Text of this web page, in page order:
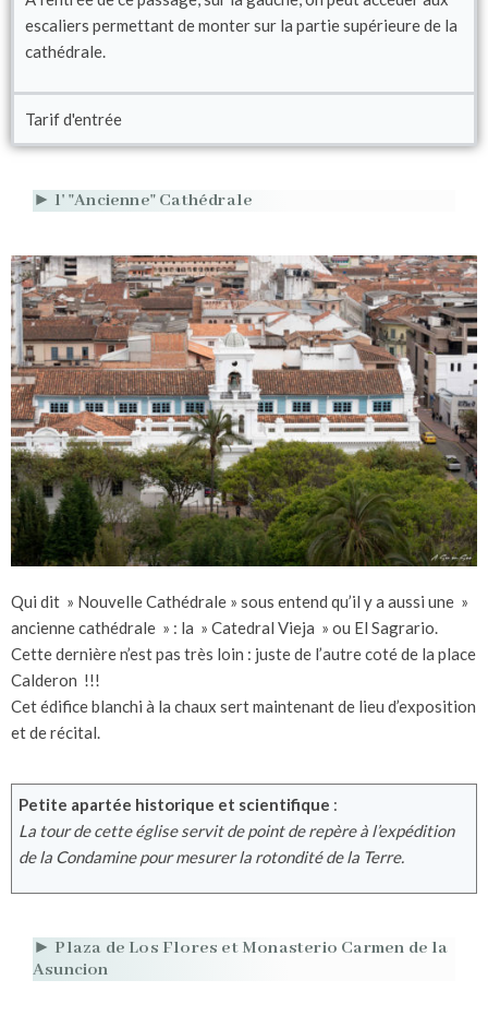
escaliers permettant de monter sur la partie supérieure de la
cathédrale.
Tarif d'entrée
► l' "Ancienne" Cathédrale
Qui dit » Nouvelle Cathédrale » sous entend qu’il y a aussi une »
ancienne cathédrale » : la » Catedral Vieja » ou El Sagrario.
Cette dernière n’est pas très loin : juste de l’autre coté de la place
Calderon !!!
Cet édifice blanchi à la chaux sert maintenant de lieu d’exposition
et de récital.
Petite apartée historique et scientifique :
La tour de cette église servit de point de repère à l’expédition
de la Condamine pour mesurer la rotondité de la Terre.
► Plaza de Los Flores et Monasterio Carmen de la
Asuncion